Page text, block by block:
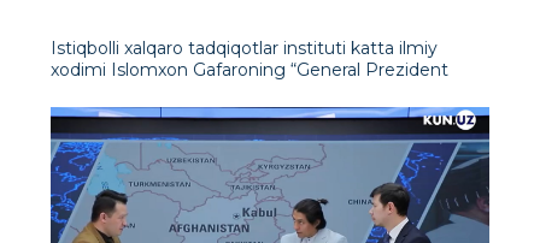
Istiqbolli xalqaro tadqiqotlar instituti katta ilmiy
xodimi Islomxon Gafaroning “General Prezident
Mazkur asar XX asr tarixida shonli iz qoldirgan
amerikalik general hamda Prezident Duayt
Eyzenxauerning hayoti va u o